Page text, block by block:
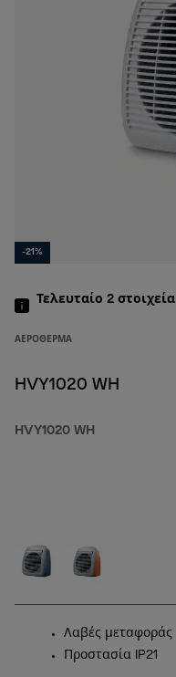
-21%
Τελευταίο 2 στοιχεία
ΑΕΡΌΘΕΡΜΑ
HVY1020 WH
HVY1020 WH
Λαβές μεταφοράς
Προστασία IP21